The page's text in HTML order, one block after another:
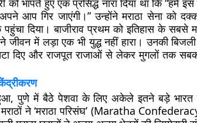
भांपते हुए एक प्रसिद्ध नारा दिया था कि “हमें
आप गिर जाएंगी।” उन्होंने मराठा सेना को
दिया। बाजीराव प्रथम को इतिहास के सबसे
जीवन में लड़ा एक भी युद्ध नहीं हारा। उनकी
दिए और राजपूत राजाओं से लेकर मुगलों तक
पुणे में बैठे पेशवा के लिए अकेले इतने बड़े
मराठों ने ‘मराठा परिसंघ’ (Maratha